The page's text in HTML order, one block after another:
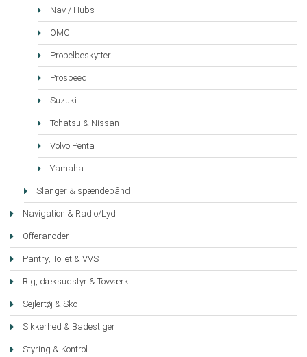
Nav / Hubs
OMC
Propelbeskytter
Prospeed
Suzuki
Tohatsu & Nissan
Volvo Penta
Yamaha
Slanger & spændebånd
Navigation & Radio/Lyd
Offeranoder
Pantry, Toilet & VVS
Rig, dæksudstyr & Tovværk
Sejlertøj & Sko
Sikkerhed & Badestiger
Styring & Kontrol